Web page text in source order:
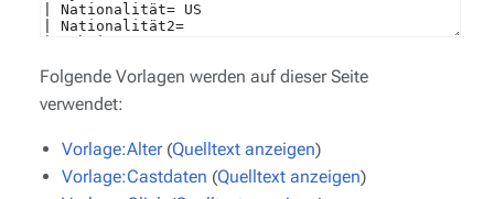
Folgende Vorlagen werden auf dieser Seite
verwendet:
Vorlage:Alter(Quelltext anzeigen)
Vorlage:Castdaten (Quelltext anzeigen)